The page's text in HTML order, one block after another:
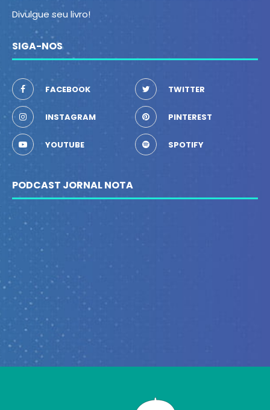
Divulgue seu livro!
SIGA-NOS
FACEBOOK TWITTER
INSTAGRAM PINTEREST
YOUTUBE SPOTIFY
PODCAST JORNAL NOTA